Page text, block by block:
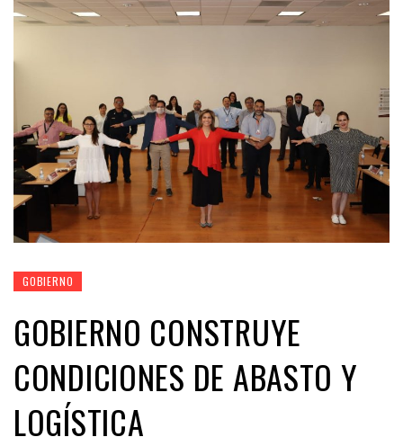
GOBIERNO
GOBIERNO CONSTRUYE
CONDICIONES DE ABASTO Y
LOGÍSTICA